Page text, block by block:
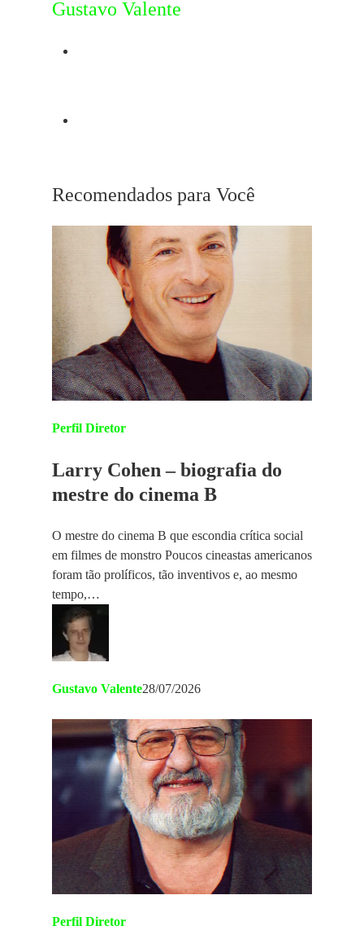
Gustavo Valente
Recomendados para Você
Perfil Diretor
Larry Cohen – biografia do
mestre do cinema B
O mestre do cinema B que escondia crítica social
em filmes de monstro Poucos cineastas americanos
foram tão prolíficos, tão inventivos e, ao mesmo
tempo,…
Gustavo Valente28/07/2026
Perfil Diretor